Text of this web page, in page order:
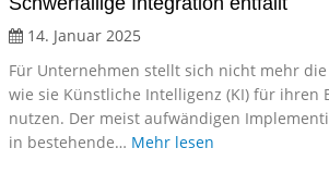
14. Januar 2025
Für Unternehmen stellt sich nicht mehr die
wie sie Künstliche Intelligenz (KI) für ihren
nutzen. Der meist aufwändigen
in bestehende… Mehr lesen